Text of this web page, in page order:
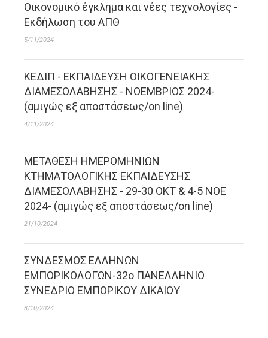
Οικονομικό έγκλημα και νέες τεχνολογίες -
Εκδήλωση του ΑΠΘ
5/11/2024
ΚΕΔΙΠ - ΕΚΠΑΙΔΕΥΣΗ ΟΙΚΟΓΕΝΕΙΑΚΗΣ
ΔΙΑΜΕΣΟΛΑΒΗΣΗΣ - NOEΜΒΡΙΟΣ 2024-
(αμιγώς εξ αποστάσεως/on line)
4/11/2024
ΜΕΤΑΘΕΣΗ ΗΜΕΡΟΜΗΝΙΩΝ
ΚΤΗΜΑΤΟΛΟΓΙΚΗΣ ΕΚΠΑΙΔΕΥΣΗΣ
ΔΙΑΜΕΣΟΛΑΒΗΣΗΣ - 29-30 OKT & 4-5 NOE
2024- (αμιγώς εξ αποστάσεως/on line)
21/10/2024
ΣΥΝΔΕΣΜΟΣ ΕΛΛΗΝΩΝ
ΕΜΠΟΡΙΚΟΛΟΓΩΝ-32ο ΠΑΝΕΛΛΗΝΙΟ
ΣΥΝΕΔΡΙΟ ΕΜΠΟΡΙΚΟΥ ΔΙΚΑΙΟΥ
8/10/2024